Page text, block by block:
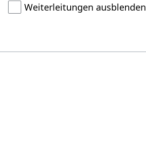
Weiterleitungen ausblenden